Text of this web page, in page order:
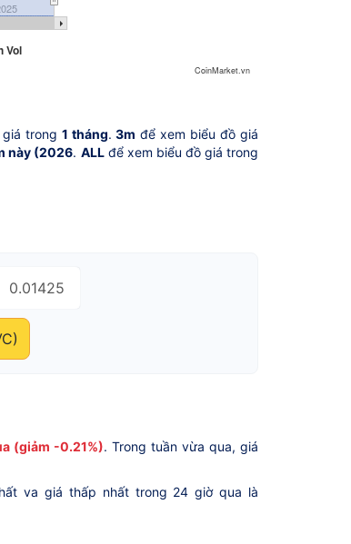
Vol
CoinMarket.vn
trong 1 tháng.3m để xem biểu đồ giá
này (2026. ALLđể xem biểu đồ giá trong
(giảm -0.21%). Trong tuần vừa qua, giá
va giá thấp nhất trong 24 giờ qua là